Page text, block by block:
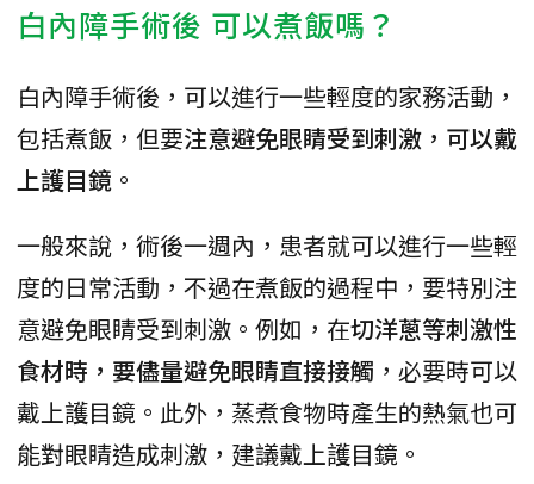
白內障手術後 可以煮飯嗎？
白內障手術後，可以進行一些輕度的家務活動，
包括煮飯，但要注意避免眼睛受到刺激，可以戴
上護目鏡 。
一般來說，術後一週內，患者就可以進行一些輕
度的日常活動，不過在煮飯的過程中，要特別注
意避免眼睛受到刺激。例如，在切洋蔥等刺激性
食材時，要儘量避免眼睛直接接觸 ，必要時可以
戴上護目鏡。此外，蒸煮食物時產生的熱氣也可
能對眼睛造成刺激，建議戴上護目鏡。